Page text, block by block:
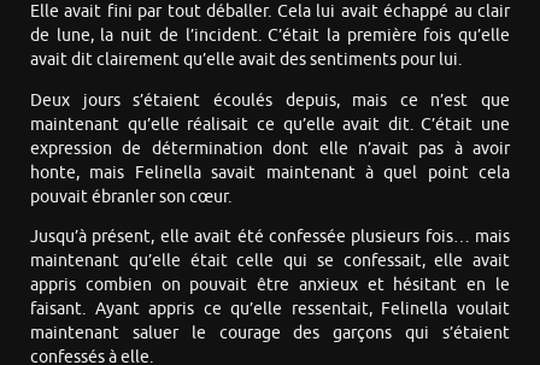
Elle avait fini par tout déballer. Cela lui avait échappé au clair
de lune, la nuit de l’incident. C’était la première fois qu’elle
avait dit clairement qu’elle avait des sentiments pour lui.
Deux jours s’étaient écoulés depuis, mais ce n’est que
maintenant qu’elle réalisait ce qu’elle avait dit. C’était une
expression de détermination dont elle n’avait pas à avoir
honte, mais Felinella savait maintenant à quel point cela
pouvait ébranler son cœur.
Jusqu’à présent, elle avait été confessée plusieurs fois… mais
maintenant qu’elle était celle qui se confessait, elle avait
appris combien on pouvait être anxieux et hésitant en le
faisant. Ayant appris ce qu’elle ressentait, Felinella voulait
maintenant saluer le courage des garçons qui s’étaient
confessés à elle.